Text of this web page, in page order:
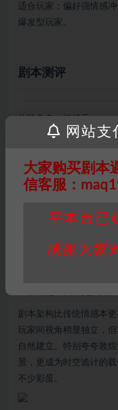
适合玩家：偏好强情感
爆发型玩家。
剧本测评
体验角色：江清禾
开局被塞了本以为是病
子”一边抄经书续命，药
傻猴子更绝，翻墙送瓜
声光电爆破那刻差点把
然变成齐天大圣，金箍
头痛是前世记忆在撕扯
果山教过琉璃认雨。最
剧本架构比传统情感本
玩家间视角稍显独立，
自然建立。特别夸夸敦
景，更成为时空诡计的
不少彩蛋。
网站支
大家购买剧本
信客服：
平本台已
感谢大家